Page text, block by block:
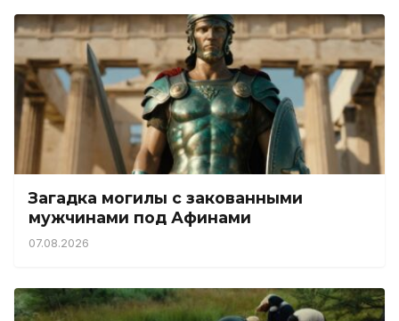
Загадка могилы с закованными
мужчинами под Афинами
07.08.2026